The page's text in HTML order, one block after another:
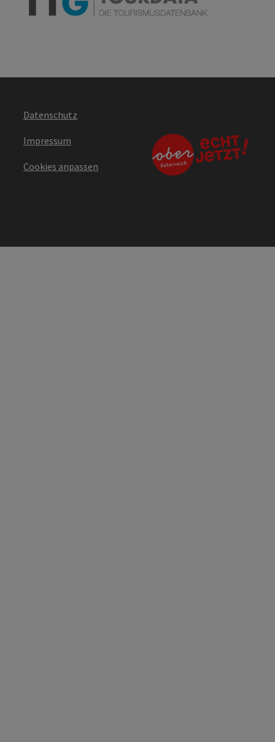
Datenschutz
Impressum
Cookies anpassen